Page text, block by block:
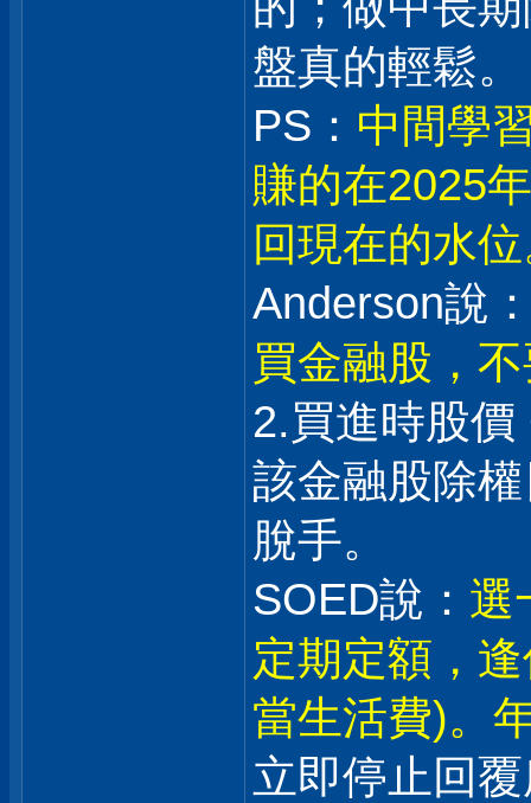
盤真的輕鬆。
PS： 中間學
賺的在2025
回現在的水
Anderson說
買金融股，
2.買進時股
該金融股除
脫手。
SOED說： 選
定期定額，
當生活費)。
立即停止回